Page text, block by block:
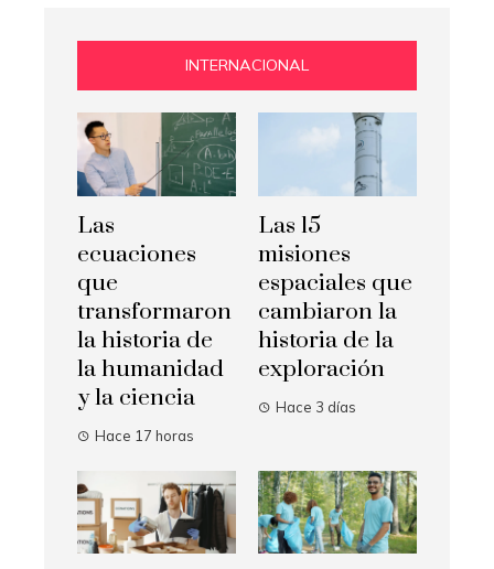
INTERNACIONAL
Las
ecuaciones
que
transformaron
la historia de
la humanidad
y la ciencia
Hace 17 horas
Las 15
misiones
espaciales que
cambiaron la
historia de la
exploración
Hace 3 días